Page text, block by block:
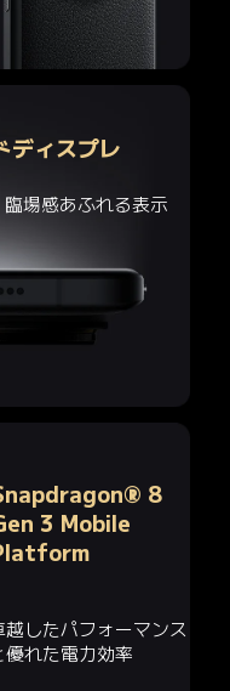
ディスプレ
場感あふれる表示
8
3 Mobile
越したパフォーマンス
優れた電力効率